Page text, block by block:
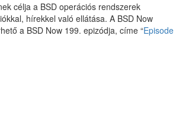
célja a BSD operációs rendszerek
hírekkel való ellátása. A BSD Now
a BSD Now 199. epizódja, címe “Episode